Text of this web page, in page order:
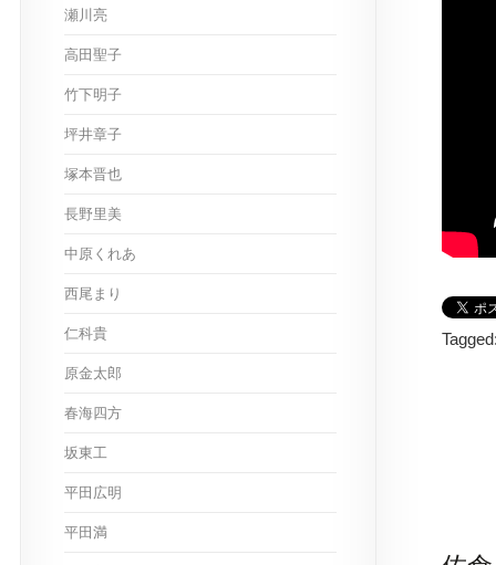
瀬川亮
高田聖子
竹下明子
坪井章子
塚本晋也
長野里美
中原くれあ
西尾まり
仁科貴
原金太郎
春海四方
坂東工
平田広明
平田満